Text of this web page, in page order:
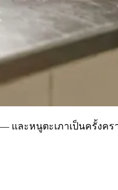
และหนูตะเภาเป็นครั้ง